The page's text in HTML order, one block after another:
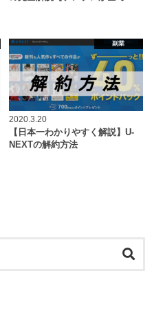
副業
2020.3.20
【日本一わかりやすく解説】U-
NEXTの解約方法